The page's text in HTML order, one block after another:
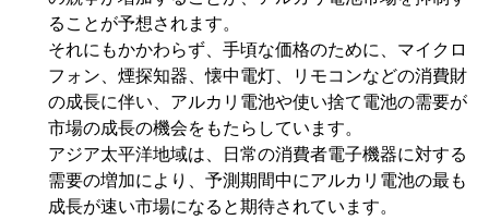
ることが予想されます。
それにもかかわらず、手頃な価格のために、マイクロ
フォン、煙探知器、懐中電灯、リモコンなどの消費財
の成長に伴い、アルカリ電池や使い捨て電池の需要が
市場の成長の機会をもたらしています。
アジア太平洋地域は、日常の消費者電子機器に対する
需要の増加により、予測期間中にアルカリ電池の最も
成長が速い市場になると期待されています。